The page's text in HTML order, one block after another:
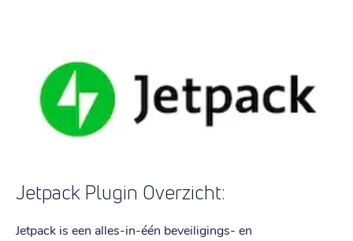
Jetpack Plugin Overzicht:
Jetpack is een alles-in-één beveiligings- en